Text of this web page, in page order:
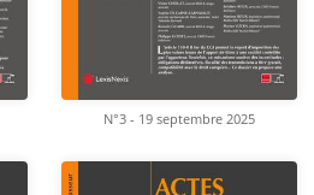
N°3 - 19 septembre 2025